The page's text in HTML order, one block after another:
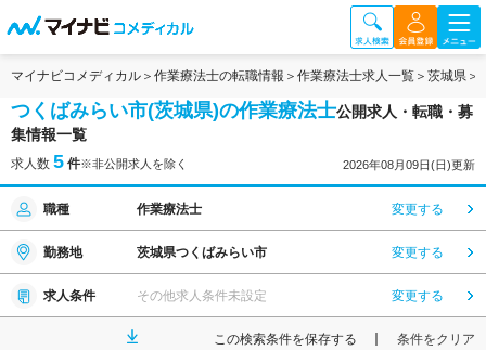
マイナビコメディカル 作業療法士の転職情報 作業療法士求人一覧 茨城県
つくばみらい市(茨城県)の作業療法士公開求人・転職・募
集情報一覧
求人数 5 件※非公開求人を除く 2026年08月09日(日)更新
職種 作業療法士 変更する
勤務地 茨城県つくばみらい市 変更する
求人条件 その他求人条件未設定 変更する
この検索条件を保存する 条件をクリア